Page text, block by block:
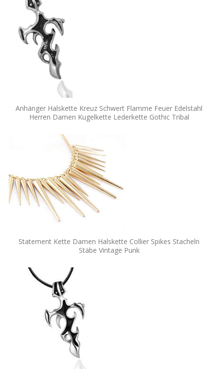
Anhänger Halskette Kreuz Schwert Flamme Feuer Edelstahl
Herren Damen Kugelkette Lederkette Gothic Tribal
Statement Kette Damen Halskette Collier Spikes Stacheln
Stäbe Vintage Punk